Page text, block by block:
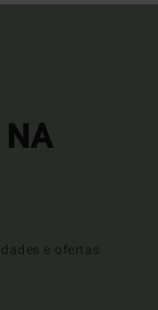
NA
e ofertas